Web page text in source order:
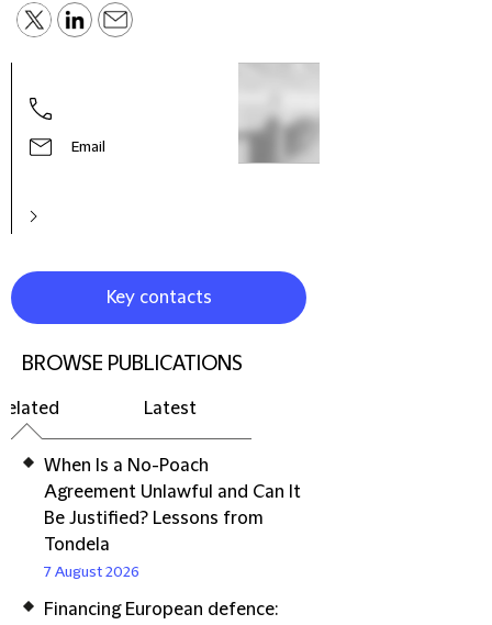
Email
Key contacts
BROWSE PUBLICATIONS
Latest
When Is a No-Poach
Agreement Unlawful and Can It
Be Justified? Lessons from
Tondela
7 August 2026
Financing European defence: